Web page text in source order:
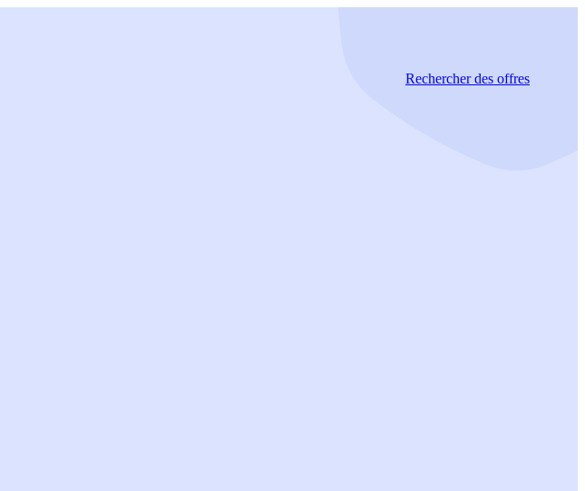
Rechercherdes offres